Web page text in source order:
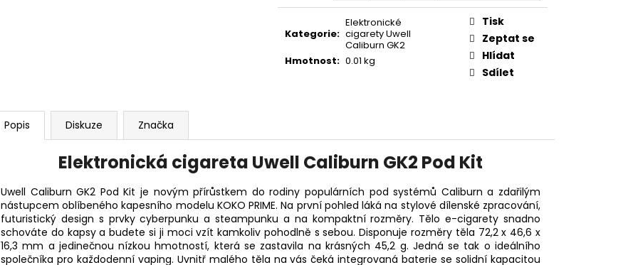
Kategorie:
Elektronické
cigarety Uwell
Caliburn GK2
Hmotnost: 0.01 kg
Tisk
Zeptat se
Hlídat
Sdílet
Popis Diskuze Značka
Elektronická cigareta Uwell Caliburn GK2 Pod Kit
Uwell Caliburn GK2 Pod Kit je novým přírůstkem do rodiny populárních pod systémů Caliburn a zdařilým
nástupcem oblíbeného kapesního modelu KOKO PRIME. Na první pohled láká na stylové dílenské zpracování,
futuristický design s prvky cyberpunku a steampunku a na kompaktní rozměry. Tělo e-cigarety snadno
schováte do kapsy a budete si ji moci vzít kamkoliv pohodlně s sebou. Disponuje rozměry těla 72,2 x 46,6 x
16,3 mm a jedinečnou nízkou hmotností, která se zastavila na krásných 45,2 g. Jedná se tak o ideálního
společníka pro každodenní vaping. Uvnitř malého těla na vás čeká integrovanábaterie se solidní kapacitou